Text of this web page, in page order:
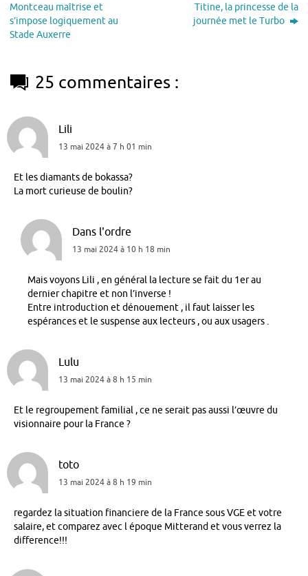
Montceau maîtrise et
s’impose logiquement au
Stade Auxerre
Titine, la princesse de la
journée met le Turbo
25 commentaires :
Lili
13 mai 2024 à 7 h 01 min
Et les diamants de bokassa?
La mort curieuse de boulin?
Dans l'ordre
13 mai 2024 à 10 h 18 min
Mais voyons Lili , en général la lecture se fait du 1er au
dernier chapitre et non l’inverse !
Entre introduction et dénouement , il faut laisser les
espérances et le suspense aux lecteurs , ou aux usagers .
Lulu
13 mai 2024 à 8 h 15 min
Et le regroupement familial , ce ne serait pas aussi l’œuvre du
visionnaire pour la France ?
toto
13 mai 2024 à 8 h 19 min
regardez la situation financiere de la France sous VGE et votre
salaire, et comparez avec l époque Mitterand et vous verrez la
difference!!!